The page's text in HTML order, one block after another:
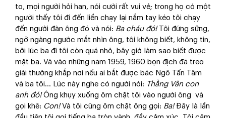
to, mọi người hỏi han, nói cười rất vui vẻ; trong họ có một
người thấy tôi đi đến liền chạy lại nắm tay kéo tôi chạy
đến người đàn ông đó và nói: Ba cháu đó!Tôi đứng sững,
ngỡ ngàng ngước mắt nhìn ông, tôi không biết, không tin,
bởi lúc ba đi tôi còn quá nhỏ, bây giờ làm sao biết được
mặt ba. Và vào những năm 1959, 1960 bọn địch đã treo
giải thưởng khắp nơi nếu ai bắt được bác Ngô Tấn Tâm
và ba tôi… Lúc này nghe có người nói: Thằng Vân con
anh đó!Ông khụy xuống ôm chặt tôi vào người ông và
gọi khẽ: Con!Và tôi cũng ôm chặt ông gọi: Ba! Đây là lần